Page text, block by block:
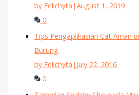
by Felichyta |August 1, 2019
0
Tips Pengaplikasian Cat Aman
Burung
by Felichyta | July 22, 2016
0